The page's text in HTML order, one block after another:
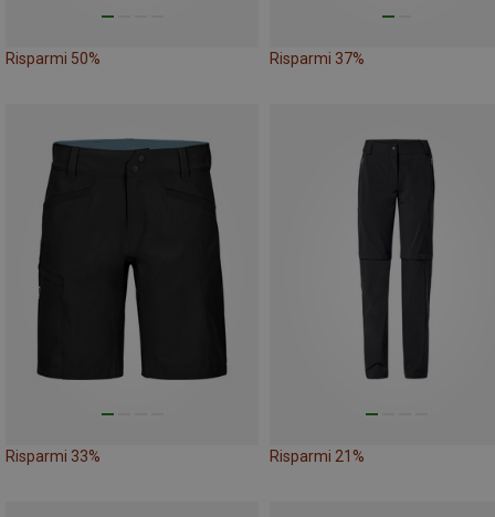
Risparmi 50% Risparmi 37%
Risparmi 33% Risparmi 21%